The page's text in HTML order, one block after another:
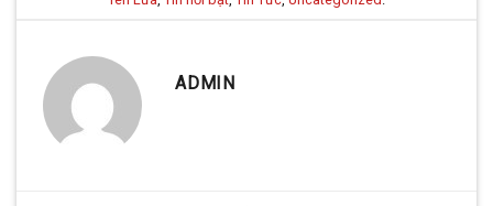
ADMIN